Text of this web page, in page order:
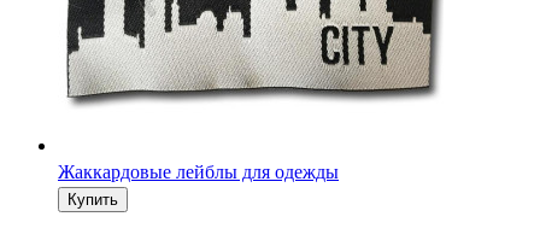
Жаккардовые лейблы для одежды